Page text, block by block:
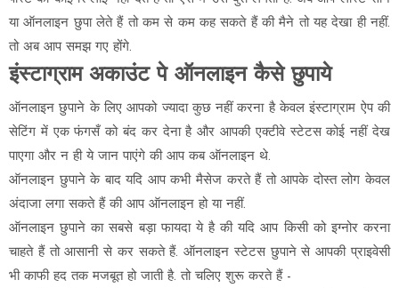
या ऑनलाइन छुपा लेते हैं तो कम से कम कह सकते हैं की मैने तो यह देखा ही नहीं.
तो अब आप समझ गए होंगे.
इंस्टाग्राम अकाउंट पे ऑनलाइन कैसे छुपाये
ऑनलाइन छुपाने के लिए आपको ज्यादा कुछ नहीं करना है केवल इंस्टाग्राम ऐप की
सेटिंग में एक फंगसँ को बंद कर देना है और आपकी एक्टीवे स्टेटस कोई नहीं देख
पाएगा और न ही ये जान पाएंगे की आप कब ऑनलाइन थे.
ऑनलाइन छुपाने के बाद यदि आप कभी मैसेज करते हैं तो आपके दोस्त लोग केवल
अंदाजा लगा सकते हैं की आप ऑनलाइन हो या नहीं.
ऑनलाइन छुपाने का सबसे बड़ा फायदा ये है की यदि आप किसी को इग्नोर करना
चाहते हैं तो आसानी से कर सकते हैं. ऑनलाइन स्टेटस छुपाने से आपकी प्राइवेसी
भी काफी हद तक मजबूत हो जाती है. तो चलिए शुरू करते हैं -